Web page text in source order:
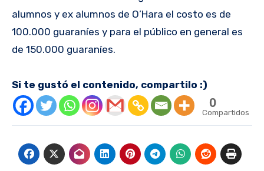
alumnos y ex alumnos de O’Hara el costo es de
100.000 guaraníes y para el público en general es
de 150.000 guaraníes.
Si te gustó el contenido, compartilo :)
0
Compartidos